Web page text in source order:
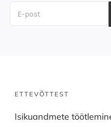
ETTEVÕTTEST
Isikuandmete